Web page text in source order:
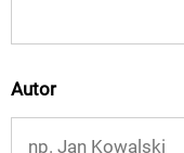
Autor